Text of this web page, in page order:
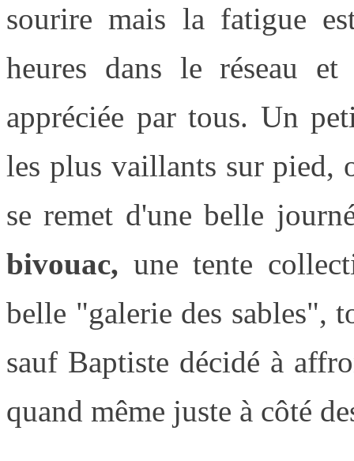
sourire mais la fatigue
heures dans le réseau
appréciée par tous. Un
les plus vaillants sur pied,
se remet d'une belle
bivouac, une tente
belle "galerie des sables",
sauf Baptiste décidé à
quand même juste à côté